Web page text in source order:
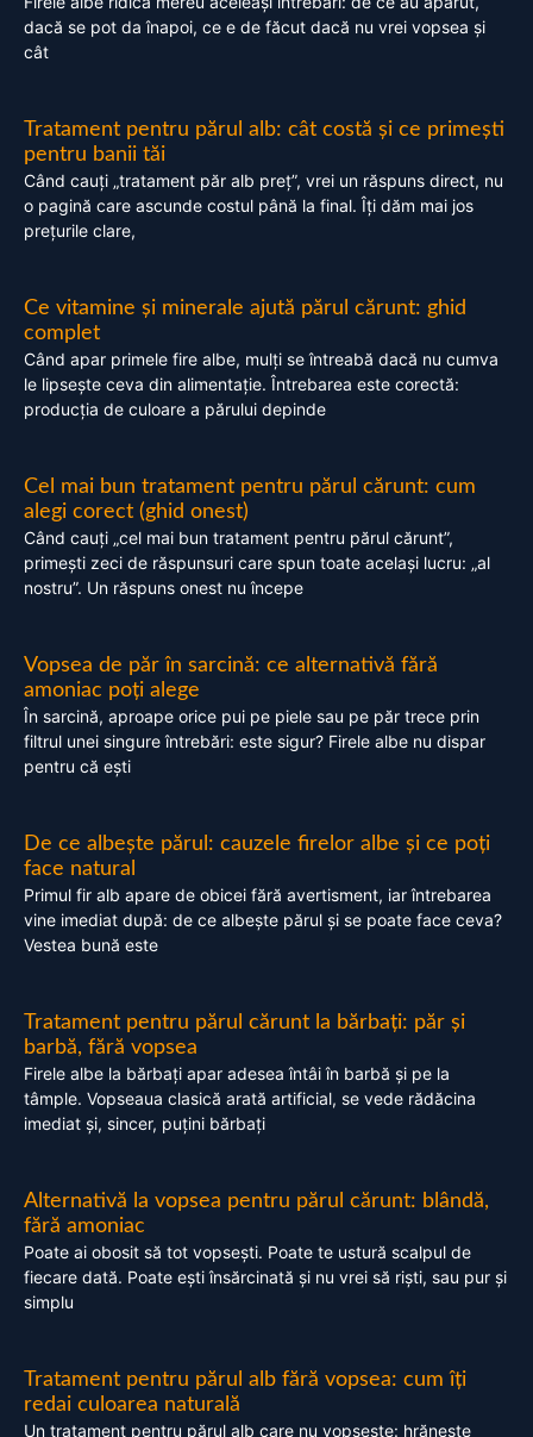
dacă se pot da înapoi, ce e de făcut dacă nu vrei vopsea și
cât
Tratament pentru părul alb: cât costă și ce primești
pentru banii tăi
Când cauți „tratament păr alb preț”, vrei un răspuns direct, nu
o pagină care ascunde costul până la final. Îți dăm mai jos
prețurile clare,
Ce vitamine și minerale ajută părul cărunt: ghid
complet
Când apar primele fire albe, mulți se întreabă dacă nu cumva
le lipsește ceva din alimentație. Întrebarea este corectă:
producția de culoare a părului depinde
Cel mai bun tratament pentru părul cărunt: cum
alegi corect (ghid onest)
Când cauți „cel mai bun tratament pentru părul cărunt”,
primești zeci de răspunsuri care spun toate același lucru: „al
nostru”. Un răspuns onest nu începe
Vopsea de păr în sarcină: ce alternativă fără
amoniac poți alege
În sarcină, aproape orice pui pe piele sau pe păr trece prin
filtrul unei singure întrebări: este sigur? Firele albe nu dispar
pentru că ești
De ce albește părul: cauzele firelor albe și ce poți
face natural
Primul fir alb apare de obicei fără avertisment, iar întrebarea
vine imediat după: de ce albește părul și se poate face ceva?
Vestea bună este
Tratament pentru părul cărunt la bărbați: păr și
barbă, fără vopsea
Firele albe la bărbați apar adesea întâi în barbă și pe la
tâmple. Vopseaua clasică arată artificial, se vede rădăcina
imediat și, sincer, puțini bărbați
Alternativă la vopsea pentru părul cărunt: blândă,
fără amoniac
Poate ai obosit să tot vopsești. Poate te ustură scalpul de
fiecare dată. Poate ești însărcinată și nu vrei să riști, sau pur și
simplu
Tratament pentru părul alb fără vopsea: cum îți
redai culoarea naturală
Un tratament pentru părul alb care nu vopsește: hrănește